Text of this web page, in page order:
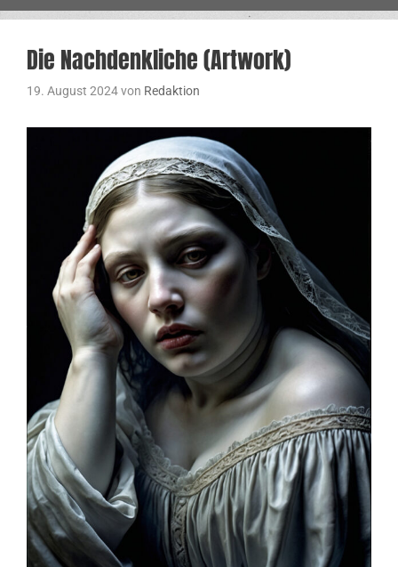
Die Nachdenkliche (Artwork)
19. August 2024von Redaktion